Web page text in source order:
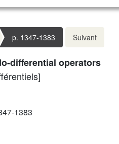
p. 1347-1383 Suivant
differential operators
1383